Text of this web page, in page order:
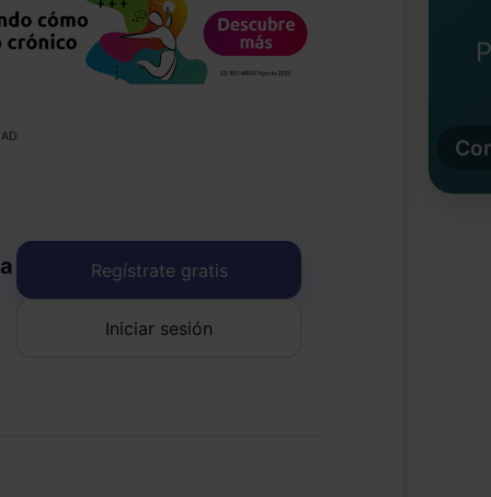
Regístrate gratis
Iniciar sesión